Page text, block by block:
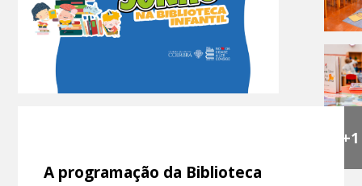
+1
A programação da Biblioteca